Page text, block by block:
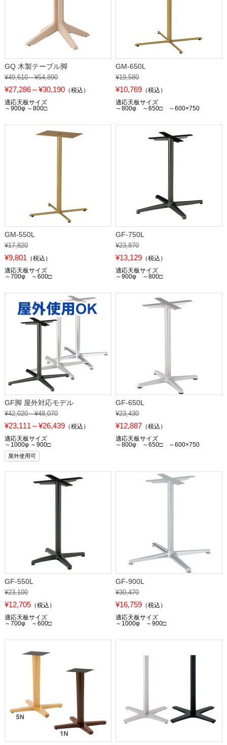
GQ 木製テーブル脚
¥49,610～¥54,890
¥27,286～¥30,190（税込）
適応天板サイズ
～900φ ～800□
GM-650L
¥19,580
¥10,769 （税込）
適応天板サイズ
～800φ ～650□ ～600×750
GM-550L
¥17,820
¥9,801（税込）
適応天板サイズ
～700φ ～600□
GF-750L
¥23,870
¥13,129 （税込）
適応天板サイズ
～900φ ～800□
GF脚 屋外対応モデル
¥42,020～¥48,070
¥23,111～¥26,439（税込）
適応天板サイズ
～1000φ ～900□
屋外使用可
GF-650L
¥23,430
¥12,887 （税込）
適応天板サイズ
～800φ ～650□ ～600×750
GF-550L
¥23,100
¥12,705（税込）
適応天板サイズ
～700φ ～600□
GF-900L
¥30,470
¥16,759 （税込）
適応天板サイズ
～1000φ ～900□